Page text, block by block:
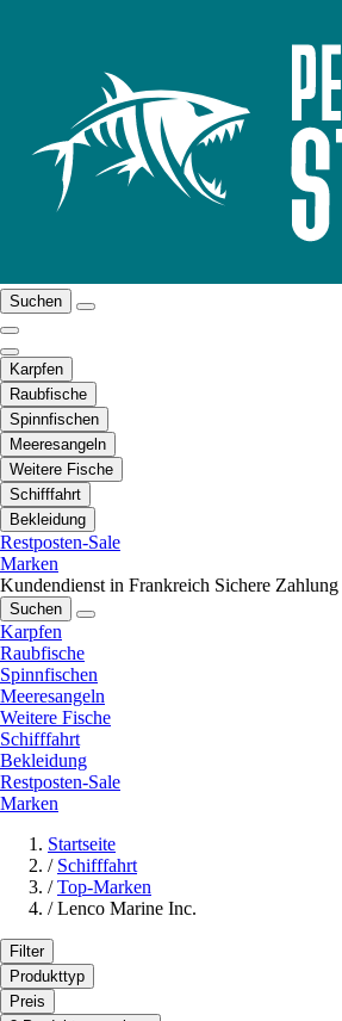
Suchen
Karpfen
Raubfische
Spinnfischen
Meeresangeln
Weitere Fische
Schifffahrt
Bekleidung
Restposten-Sale
Marken
Kundendienst in Frankreich Sichere Zahlung
Suchen
Karpfen
Raubfische
Spinnfischen
Meeresangeln
Weitere Fische
Schifffahrt
Bekleidung
Restposten-Sale
Marken
Startseite
/ Schifffahrt
/ Top-Marken
/ Lenco Marine Inc.
Filter
Produkttyp
Preis